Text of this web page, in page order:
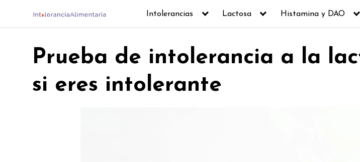
content
Intolerancias Lactosa Histamina y DAO
Prueba de intolerancia a la
si eres intolerante